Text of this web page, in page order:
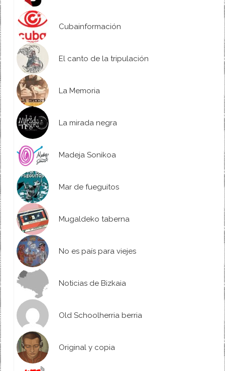
Cubainformación
El canto de la tripulación
La Memoria
La mirada negra
Madeja Sonikoa
Mar de fueguitos
Mugaldeko taberna
No es país para viejes
Noticias de Bizkaia
Old Schoolherria berria
Original y copia